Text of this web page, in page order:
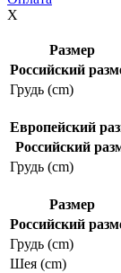
X
Размер
Российский
Грудь (cm)
Европейский
Российский
Грудь (cm)
Размер
Российский
Грудь (cm)
Шея (cm)